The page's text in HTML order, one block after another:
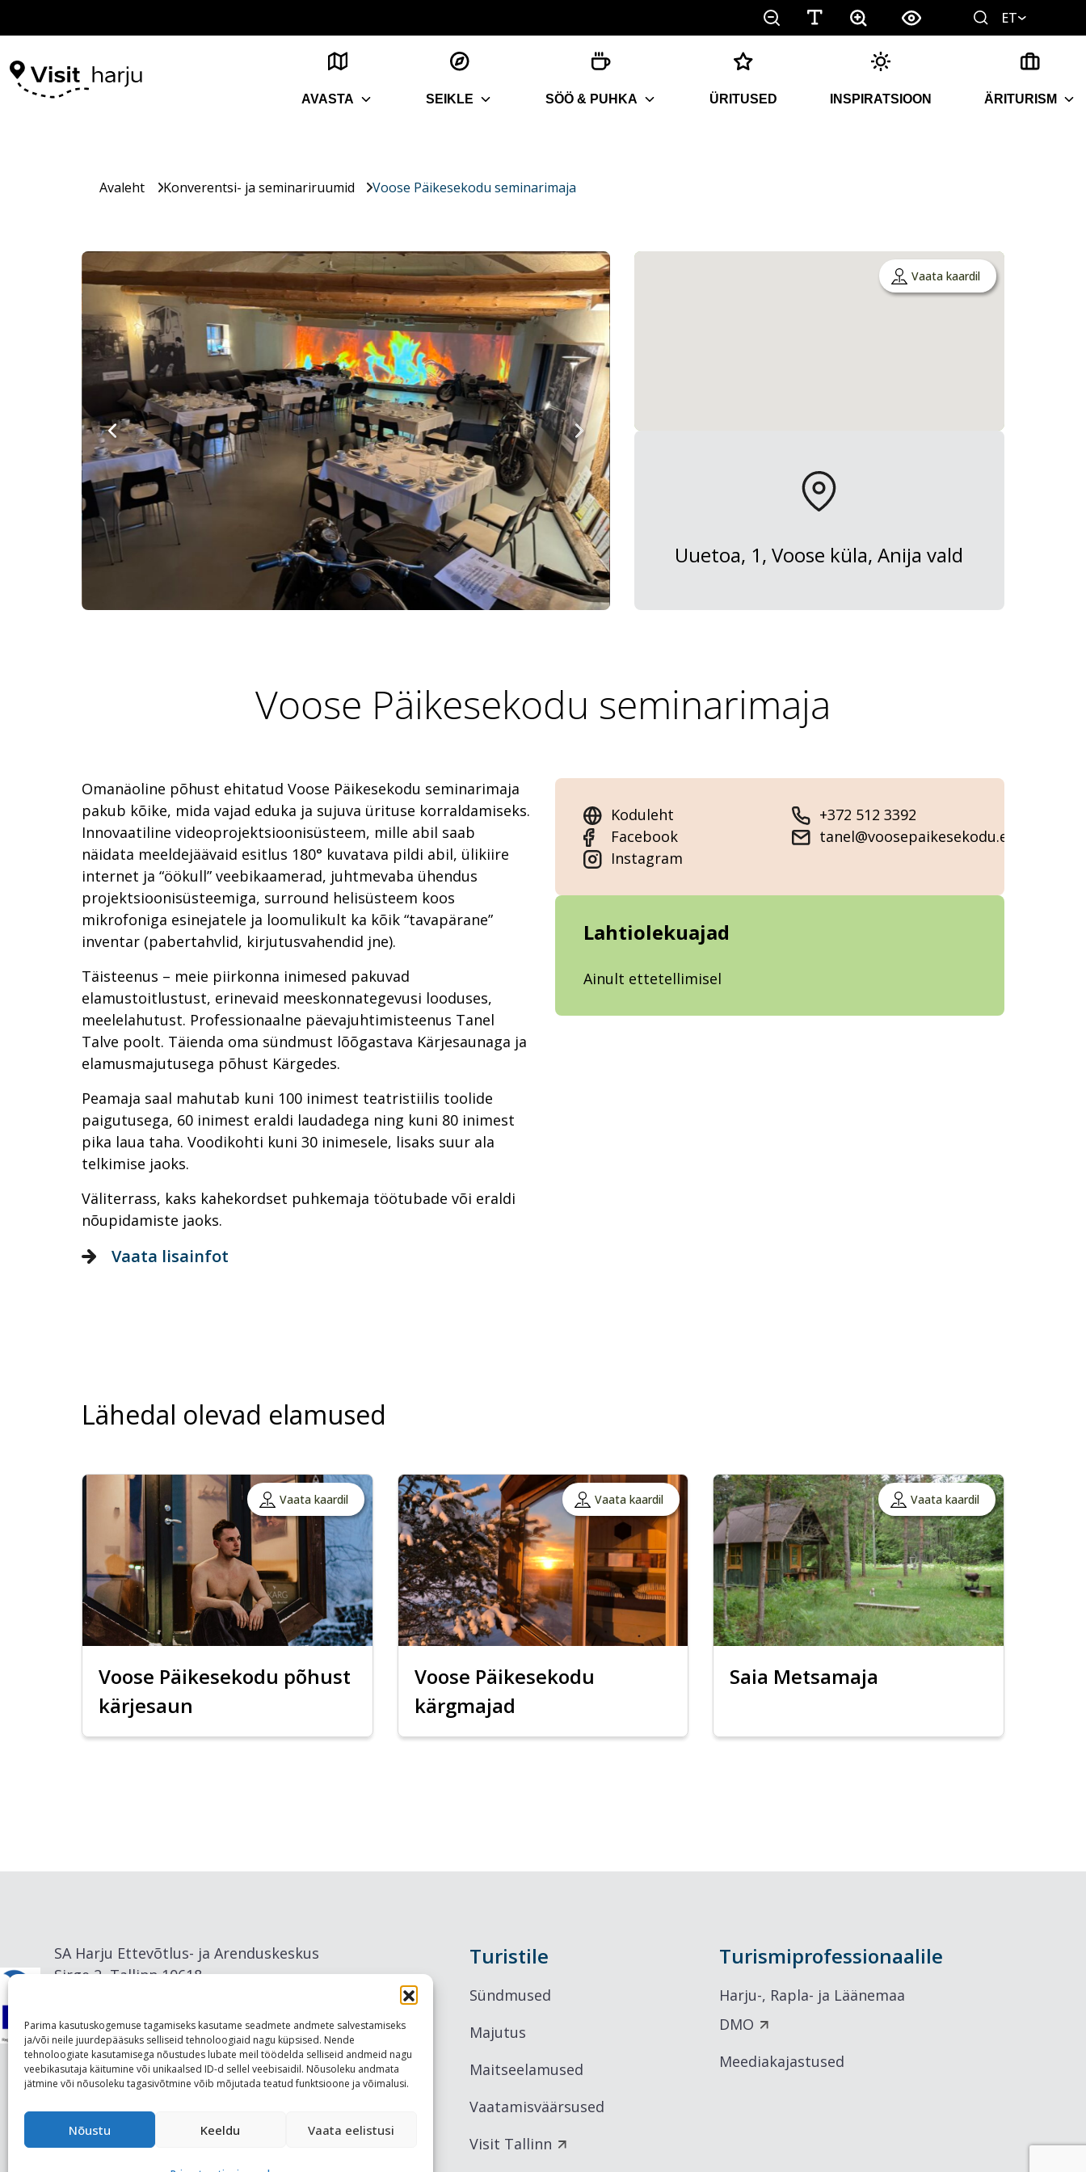
Parima kasutuskogemuse tagamiseks kasutame seadmete andmete salvestamiseks
ja/või neile juurdepääsuks selliseid tehnoloogiaid nagu küpsised. Nende
tehnoloogiate kasutamisega nõustudes lubate meil töödelda selliseid andmeid nagu
veebikasutaja käitumine või unikaalsed ID-d sellel veebisaidil. Nõusoleku andmata
jätmine või nõusoleku tagasivõtmine võib mõjutada teatud funktsioone ja võimalusi.
Nõustu Keeldu Vaata eelistusi
ET
AVASTA SEIKLE SÖÖ & PUHKA ÜRITUSED INSPIRATSIOON ÄRITURISM
Avaleht Konverentsi- ja seminariruumid Voose Päikesekodu seminarimaja
Vaata kaardil
Uuetoa, 1, Voose küla, Anija vald
Voose Päikesekodu seminarimaja
Omanäoline põhust ehitatud Voose Päikesekodu seminarimaja
pakub kõike, mida vajad eduka ja sujuva ürituse korraldamiseks.
Innovaatiline videoprojektsioonisüsteem, mille abil saab
näidata meeldejäävaid esitlus 180° kuvatava pildi abil, ülikiire
internet ja “öökull” veebikaamerad, juhtmevaba ühendus
projektsioonisüsteemiga, surround helisüsteem koos
mikrofoniga esinejatele ja loomulikult ka kõik “tavapärane”
inventar (pabertahvlid, kirjutusvahendid jne).
Täisteenus – meie piirkonna inimesed pakuvad
elamustoitlustust, erinevaid meeskonnategevusi looduses,
meelelahutust. Professionaalne päevajuhtimisteenus Tanel
Talve poolt. Täienda oma sündmust lõõgastava Kärjesaunaga ja
elamusmajutusega põhust Kärgedes.
Peamaja saal mahutab kuni 100 inimest teatristiilis toolide
paigutusega, 60 inimest eraldi laudadega ning kuni 80 inimest
pika laua taha. Voodikohti kuni 30 inimesele, lisaks suur ala
telkimise jaoks.
Väliterrass, kaks kahekordset puhkemaja töötubade või eraldi
nõupidamiste jaoks.
Koduleht
Facebook
Instagram
+372 512 3392
tanel@voosepaikesekodu.ee
Lahtiolekuajad
Ainult ettetellimisel
Vaata lisainfot
Lähedal olevad elamused
Vaata kaardil
Voose Päikesekodu põhust
kärjesaun
Vaata kaardil
Voose Päikesekodu
kärgmajad
Vaata kaardil
Saia Metsamaja
SA Harju Ettevõtlus- ja Arenduskeskus
Sirge 2, Tallinn 10618
Turistile
Sündmused
Majutus
Maitseelamused
Vaatamisväärsused
Visit Tallinn
Turismiprofessionaalile
Harju-, Rapla- ja Läänemaa
DMO
Meediakajastused